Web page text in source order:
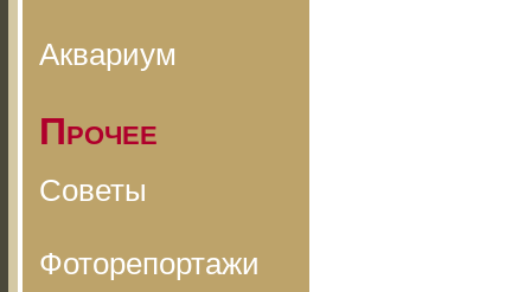
Аквариум
Прочее
Советы
Фоторепортажи